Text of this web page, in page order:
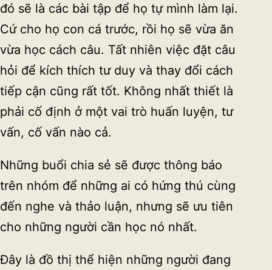
đó sẽ là các bài tập để họ tự mình làm lại.
Cứ cho họ con cá trước, rồi họ sẽ vừa ăn
vừa học cách câu. Tất nhiên việc đặt câu
hỏi để kích thích tư duy và thay đổi cách
tiếp cận cũng rất tốt. Không nhất thiết là
phải cố định ở một vai trò huấn luyện, tư
vấn, cố vấn nào cả.
Những buổi chia sẻ sẽ được thông báo
trên nhóm để những ai có hứng thú cùng
đến nghe và thảo luận, nhưng sẽ ưu tiên
cho những người cần học nó nhất.
Đây là đồ thị thể hiện những người đang